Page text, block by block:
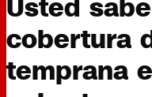
Opinión
Usted
cobertura
temprana